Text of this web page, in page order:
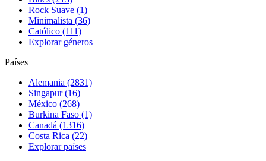
Rock Suave (1)
Minimalista (36)
Católico (111)
Explorar géneros
Países
Alemania (2831)
Singapur (16)
México (268)
Burkina Faso (1)
Canadá (1316)
Costa Rica (22)
Explorar países